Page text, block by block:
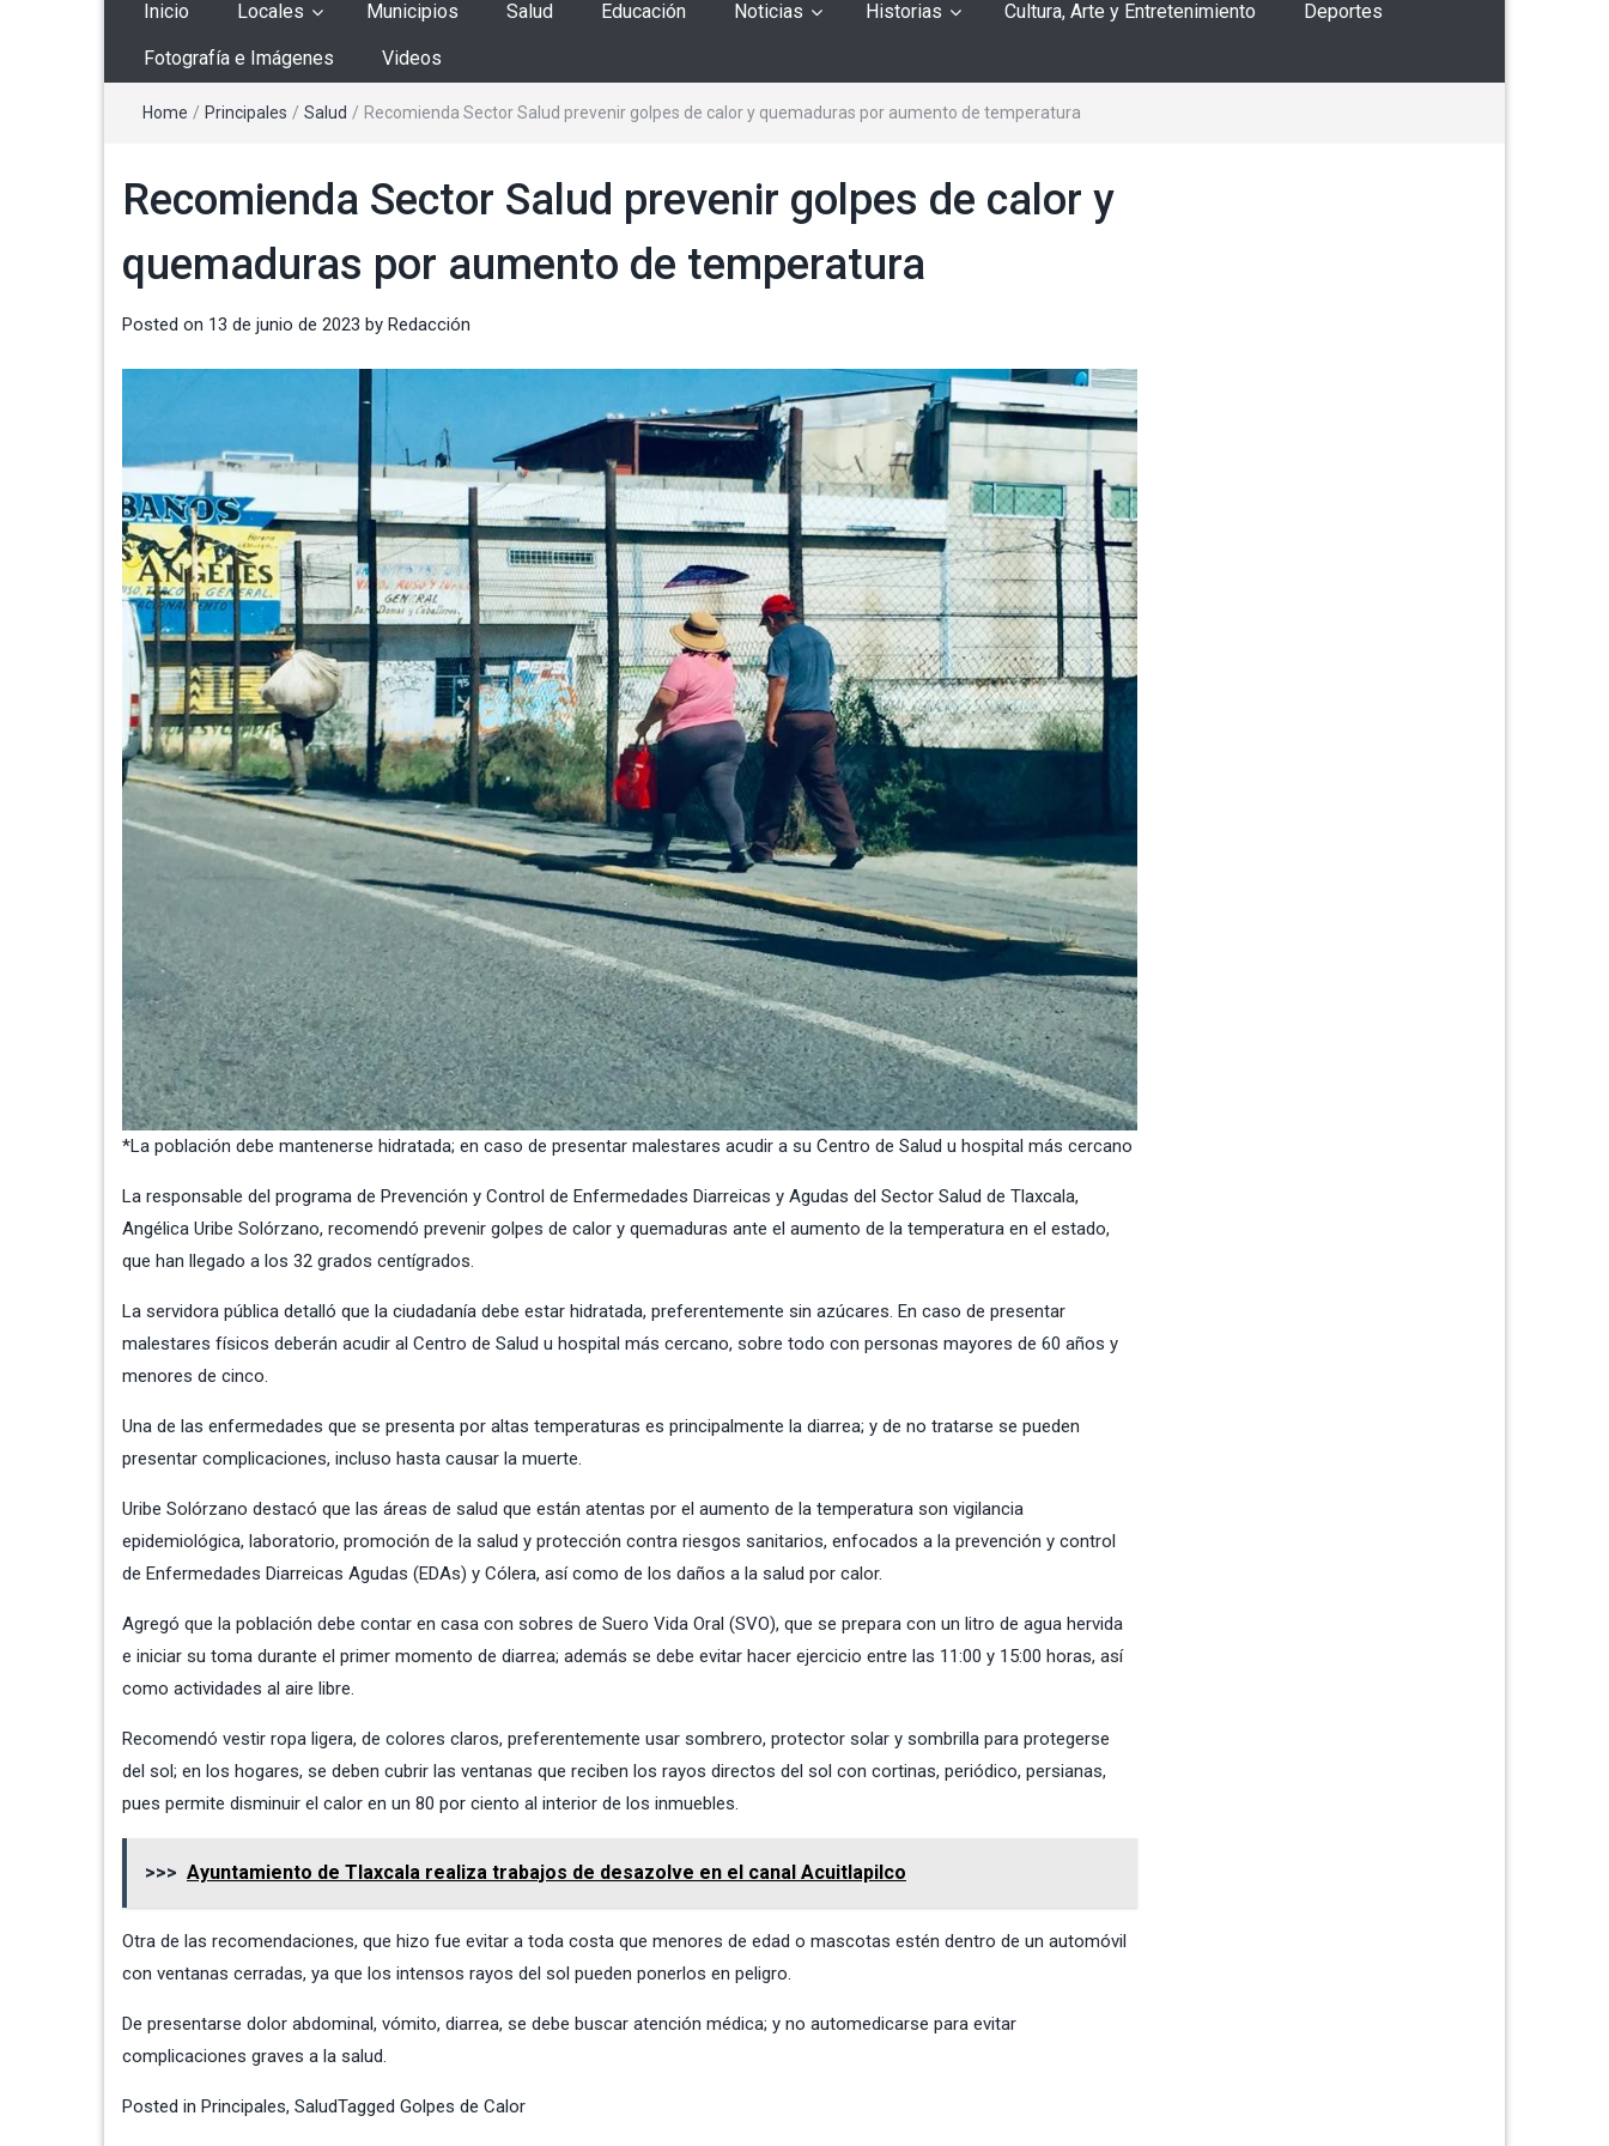
Inicio Locales Municipios Salud Educación Noticias Historias Cultura, Arte y Entretenimiento Deportes
Fotografía e Imágenes Videos
Home / Principales / Salud / Recomienda Sector Salud prevenir golpes de calor y quemaduras por aumento de temperatura
Recomienda Sector Salud prevenir golpes de calor y
quemaduras por aumento de temperatura
Posted on 13 de junio de 2023 by Redacción
*La población debe mantenerse hidratada; en caso de presentar malestares acudir a su Centro de Salud u hospital más cercano
La responsable del programa de Prevención y Control de Enfermedades Diarreicas y Agudas del Sector Salud de Tlaxcala,
Angélica Uribe Solórzano, recomendó prevenir golpes de calor y quemaduras ante el aumento de la temperatura en el estado,
que han llegado a los 32 grados centígrados.
La servidora pública detalló que la ciudadanía debe estar hidratada, preferentemente sin azúcares. En caso de presentar
malestares físicos deberán acudir al Centro de Salud u hospital más cercano, sobre todo con personas mayores de 60 años y
menores de cinco.
Una de las enfermedades que se presenta por altas temperaturas es principalmente la diarrea; y de no tratarse se pueden
presentar complicaciones, incluso hasta causar la muerte.
Uribe Solórzano destacó que las áreas de salud que están atentas por el aumento de la temperatura son vigilancia
epidemiológica, laboratorio, promoción de la salud y protección contra riesgos sanitarios, enfocados a la prevención y control
de Enfermedades Diarreicas Agudas (EDAs) y Cólera, así como de los daños a la salud por calor.
Agregó que la población debe contar en casa con sobres de Suero Vida Oral (SVO), que se prepara con un litro de agua hervida
e iniciar su toma durante el primer momento de diarrea; además se debe evitar hacer ejercicio entre las 11:00 y 15:00 horas, así
como actividades al aire libre.
Recomendó vestir ropa ligera, de colores claros, preferentemente usar sombrero, protector solar y sombrilla para protegerse
del sol; en los hogares, se deben cubrir las ventanas que reciben los rayos directos del sol con cortinas, periódico, persianas,
pues permite disminuir el calor en un 80 por ciento al interior de los inmuebles.
>>> Ayuntamiento de Tlaxcala realiza trabajos de desazolve en el canal Acuitlapilco
Otra de las recomendaciones, que hizo fue evitar a toda costa que menores de edad o mascotas estén dentro de un automóvil
con ventanas cerradas, ya que los intensos rayos del sol pueden ponerlos en peligro.
De presentarse dolor abdominal, vómito, diarrea, se debe buscar atención médica; y no automedicarse para evitar
complicaciones graves a la salud.
Posted in Principales, SaludTagged Golpes de Calor